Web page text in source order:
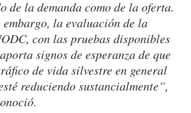
de la demanda como de la oferta.
embargo, la evaluación de la
con las pruebas disponibles
signos de esperanza de que
de vida silvestre en general
reduciendo sustancialmente”,